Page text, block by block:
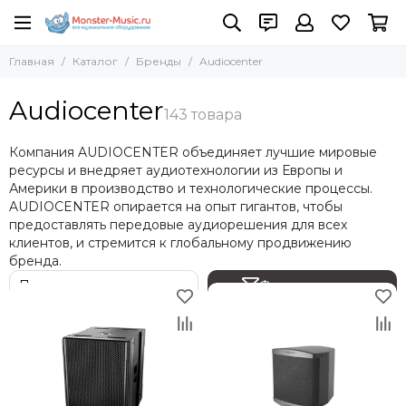
Бренды
AST
ACME
AKAI Pro
AKG
Allen Heath
Amate Audio
Amphenol
ARENA
ASTERA
Audiocenter
Главная Каталог Бренды Audiocenter
Audiocenter
Компания AUDIOCENTER объединяет лучшие мировые
ресурсы и внедряет аудиотехнологии из Европы и
Америки в производство и технологические процессы.
AUDIOCENTER опирается на опыт гигантов, чтобы
предоставлять передовые аудиорешения для всех
клиентов, и стремится к глобальному продвижению
бренда.
Фильтр товаров